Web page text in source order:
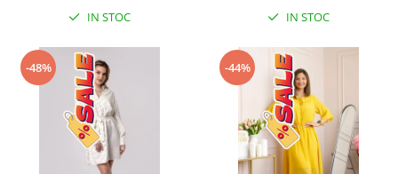
IN STOC IN STOC
-48% -44%